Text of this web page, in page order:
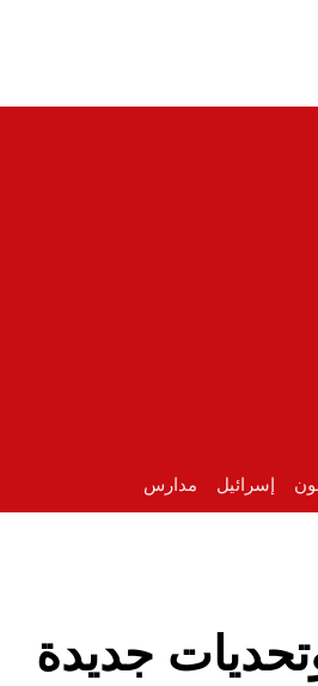
إسرائيل مدارس
جديدة